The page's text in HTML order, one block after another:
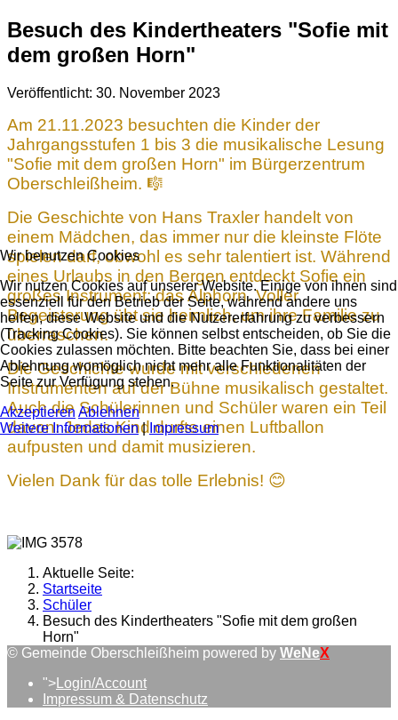
Besuch des Kindertheaters "Sofie mit
dem großen Horn"
Veröffentlicht: 30. November 2023
Am 21.11.2023 besuchten die Kinder der
Jahrgangsstufen 1 bis 3 die musikalische Lesung
"Sofie mit dem großen Horn" im Bürgerzentrum
Oberschleißheim. 🎼
Die Geschichte von Hans Traxler handelt von
einem Mädchen, das immer nur die kleinste Flöte
spielen darf, obwohl es sehr talentiert ist. Während
eines Urlaubs in den Bergen entdeckt Sofie ein
großes Instrument: das Alphorn. Voller
Begeisterung übt sie heimlich, um ihre Familie zu
überraschen.
Die Geschichte wurde mit verschiedenen
Instrumenten auf der Bühne musikalisch gestaltet.
Auch die Schülerinnen und Schüler waren ein Teil
davon: Jedes Kind durfte einen Luftballon
aufpusten und damit musizieren.
Vielen Dank für das tolle Erlebnis! 😊
Aktuelle Seite:
Startseite
Schüler
Besuch des Kindertheaters "Sofie mit dem großen
Horn"
© Gemeinde Oberschleißheim powered by WeNeX
"> Login/Account
Impressum & Datenschutz
Wir benutzen Cookies
Wir nutzen Cookies auf unserer Website. Einige von ihnen sind
essenziell für den Betrieb der Seite, während andere uns
helfen, diese Website und die Nutzererfahrung zu verbessern
(Tracking Cookies). Sie können selbst entscheiden, ob Sie die
Cookies zulassen möchten. Bitte beachten Sie, dass bei einer
Ablehnung womöglich nicht mehr alle Funktionalitäten der
Seite zur Verfügung stehen.
Akzeptieren Ablehnen
Weitere Informationen| Impressum